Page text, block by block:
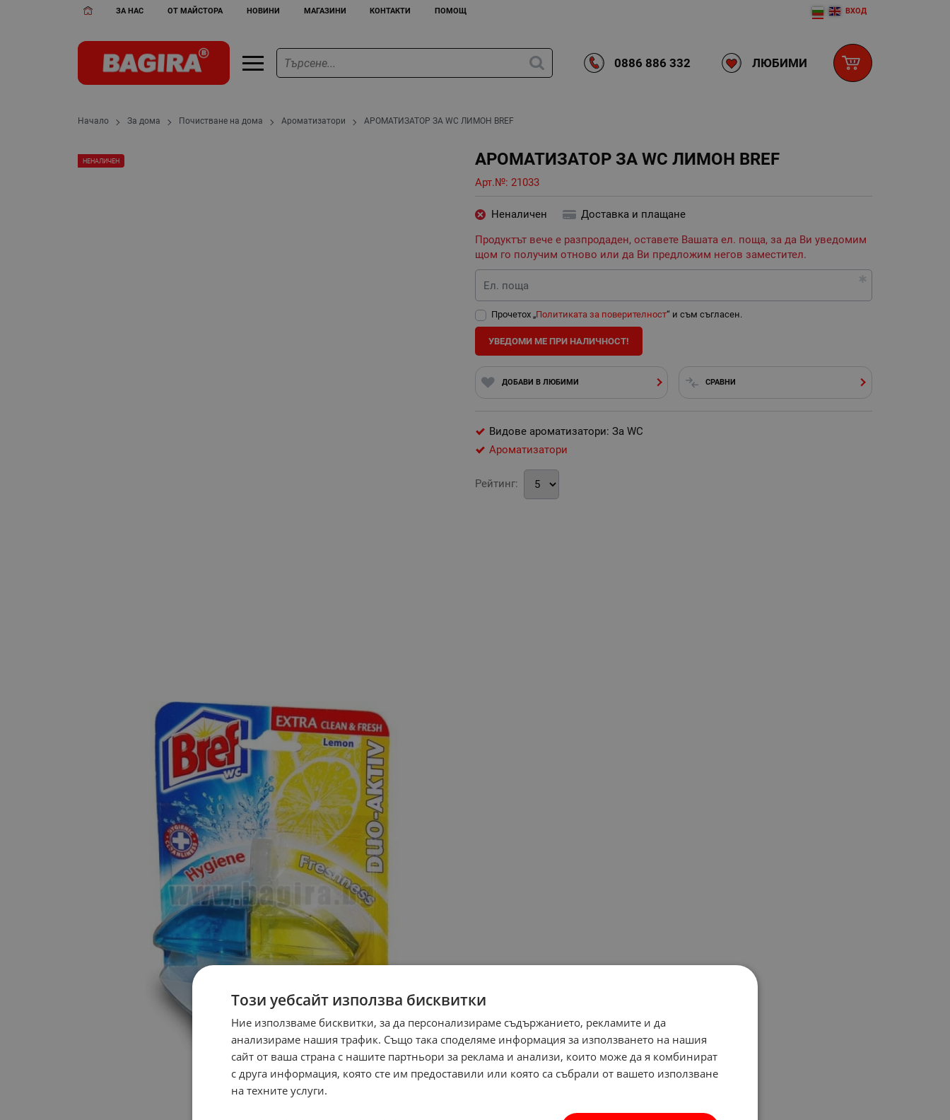
ЗА НАС ОТ МАЙСТОРА НОВИНИ МАГАЗИНИ КОНТАКТИ ПОМОЩ ВХОД
0886 886 332 ЛЮБИМИ
Начало За дома Почистване на дома Ароматизатори АРОМАТИЗАТОР ЗА WC ЛИМОН BREF
АРОМАТИЗАТОР ЗА WC ЛИМОН BREF
Арт.№: 21033
НЕНАЛИЧЕН
Неналичен
Доставка и плащане
Продуктът вече е разпродаден, оставете Вашата ел. поща, за да Ви уведомим
щом го получим отново или да Ви предложим негов заместител.
Ел. поща
Прочетох „Политиката за поверителност“ и съм съгласен.
УВЕДОМИ МЕ ПРИ НАЛИЧНОСТ!
ДОБАВИ В ЛЮБИМИ СРАВНИ
Видове ароматизатори: За WC
Ароматизатори
Рейтинг:
Този уебсайт използва бисквитки
Ние използваме бисквитки, за да персонализираме съдържанието, рекламите и да
анализираме нашия трафик. Също така споделяме информация за използването на нашия
сайт от ваша страна с нашите партньори за реклама и анализи, които може да я комбинират
с друга информация, която сте им предоставили или която са събрали от вашето използване
на техните услуги.